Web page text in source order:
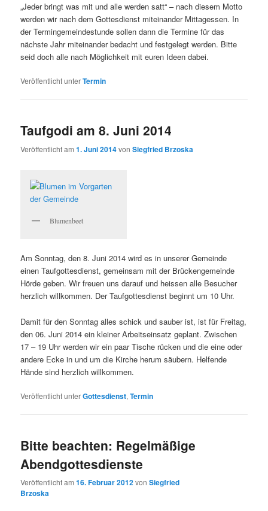
„Jeder bringt was mit und alle werden satt“ – nach diesem Motto
werden wir nach dem Gottesdienst miteinander Mittagessen. In
der Termingemeindestunde sollen dann die Termine für das
nächste Jahr miteinander bedacht und festgelegt werden. Bitte
seid doch alle nach Möglichkeit mit euren Ideen dabei.
Veröffentlicht unterTermin
Taufgodi am 8. Juni 2014
Veröffentlicht am1. Juni 2014vonSiegfried Brzoska
Blumenbeet
Am Sonntag, den 8. Juni 2014 wird es in unserer Gemeinde
einen Taufgottesdienst, gemeinsam mit der Brückengemeinde
Hörde geben. Wir freuen uns darauf und heissen alle Besucher
herzlich willkommen. Der Taufgottesdienst beginnt um 10 Uhr.
Damit für den Sonntag alles schick und sauber ist, ist für Freitag,
den 06. Juni 2014 ein kleiner Arbeitseinsatz geplant. Zwischen
17 – 19 Uhr werden wir ein paar Tische rücken und die eine oder
andere Ecke in und um die Kirche herum säubern. Helfende
Hände sind herzlich willkommen.
Veröffentlicht unterGottesdienst,Termin
Bitte beachten: Regelmäßige
Abendgottesdienste
Veröffentlicht am16. Februar 2012vonSiegfried
Brzoska